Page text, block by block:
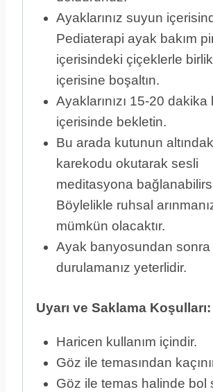
Ayaklarınız suyun
Pediaterapi ayak bakım
içerisindeki çiçeklerle
içerisine boşaltın.
Ayaklarınızı 15-20 dakika
içerisinde bekletin.
Bu arada kutunun
karekodu okutarak sesli
meditasyona
Böylelikle ruhsal
mümkün olacaktır.
Ayak banyosundan sonra
durulamanız yeterlidir.
Uyarı ve Saklama Koşulları:
Haricen kullanım içindir.
Göz ile temasından
Göz ile temas halinde bol